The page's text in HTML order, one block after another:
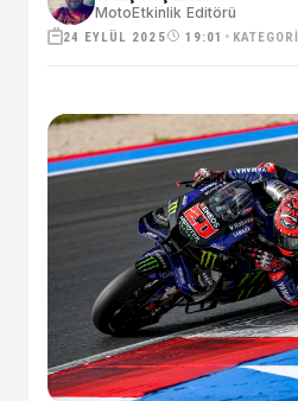
MotoEtkinlik Editörü
24 EYLÜL 2025 19:01 • KATEGORI